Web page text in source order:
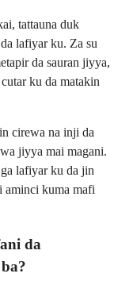
tattauna duk
lafiyar ku. Za su
da sauran jiyya,
ku da matakin
cirewa na inji da
jiyya mai magani.
lafiyar ku da jin
aminci kuma mafi
da